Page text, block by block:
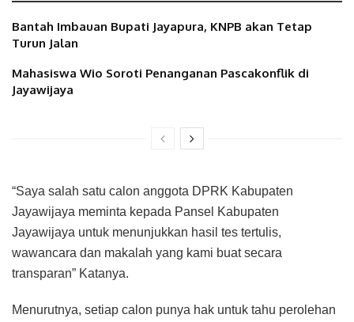
Bantah Imbauan Bupati Jayapura, KNPB akan Tetap
Turun Jalan
Mahasiswa Wio Soroti Penanganan Pascakonflik di
Jayawijaya
“Saya salah satu calon anggota DPRK Kabupaten
Jayawijaya meminta kepada Pansel Kabupaten
Jayawijaya untuk menunjukkan hasil tes tertulis,
wawancara dan makalah yang kami buat secara
transparan” Katanya.
Menurutnya, setiap calon punya hak untuk tahu perolehan